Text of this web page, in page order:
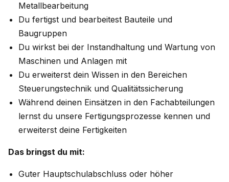
Metallbearbeitung
Du fertigst und bearbeitest Bauteile und
Baugruppen
Du wirkst bei der Instandhaltung und Wartung von
Maschinen und Anlagen mit
Du erweiterst dein Wissen in den Bereichen
Steuerungstechnik und Qualitätssicherung
Während deinen Einsätzen in den Fachabteilungen
lernst du unsere Fertigungsprozesse kennen und
erweiterst deine Fertigkeiten
Das bringst du mit:
Guter Hauptschulabschluss oder höher